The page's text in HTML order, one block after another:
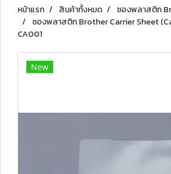
หน้าแรก สินค้าทั้งหมด
ซองพลาสติก
ซองพลาสติก Brother Carrier Sheet
CA001
New